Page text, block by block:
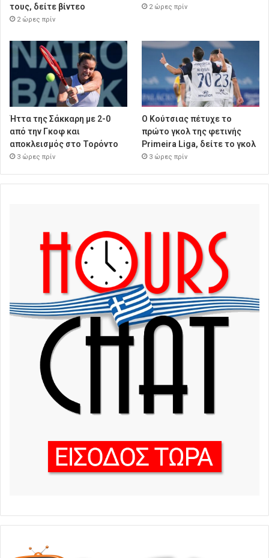
τους, δείτε βίντεο
2 ώρες πρίν
2 ώρες πρίν
Ήττα της Σάκκαρη με 2-0
από την Γκοφ και
αποκλεισμός στο Τορόντο
3 ώρες πρίν
Ο Κούτσιας πέτυχε το
πρώτο γκολ της φετινής
Primeira Liga, δείτε το γκολ
3 ώρες πρίν